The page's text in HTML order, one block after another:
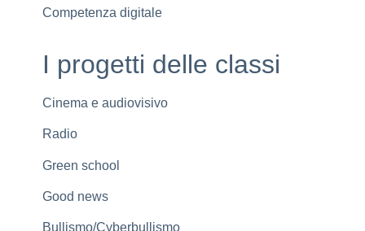
Competenza digitale
I progetti delle classi
Cinema e audiovisivo
Radio
Green school
Good news
Bullismo/Cyberbullismo